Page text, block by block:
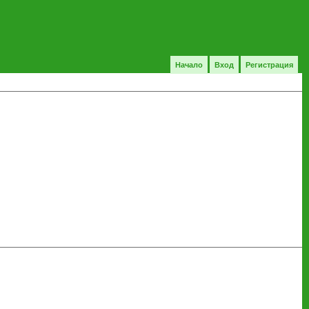
Начало Вход Регистрация